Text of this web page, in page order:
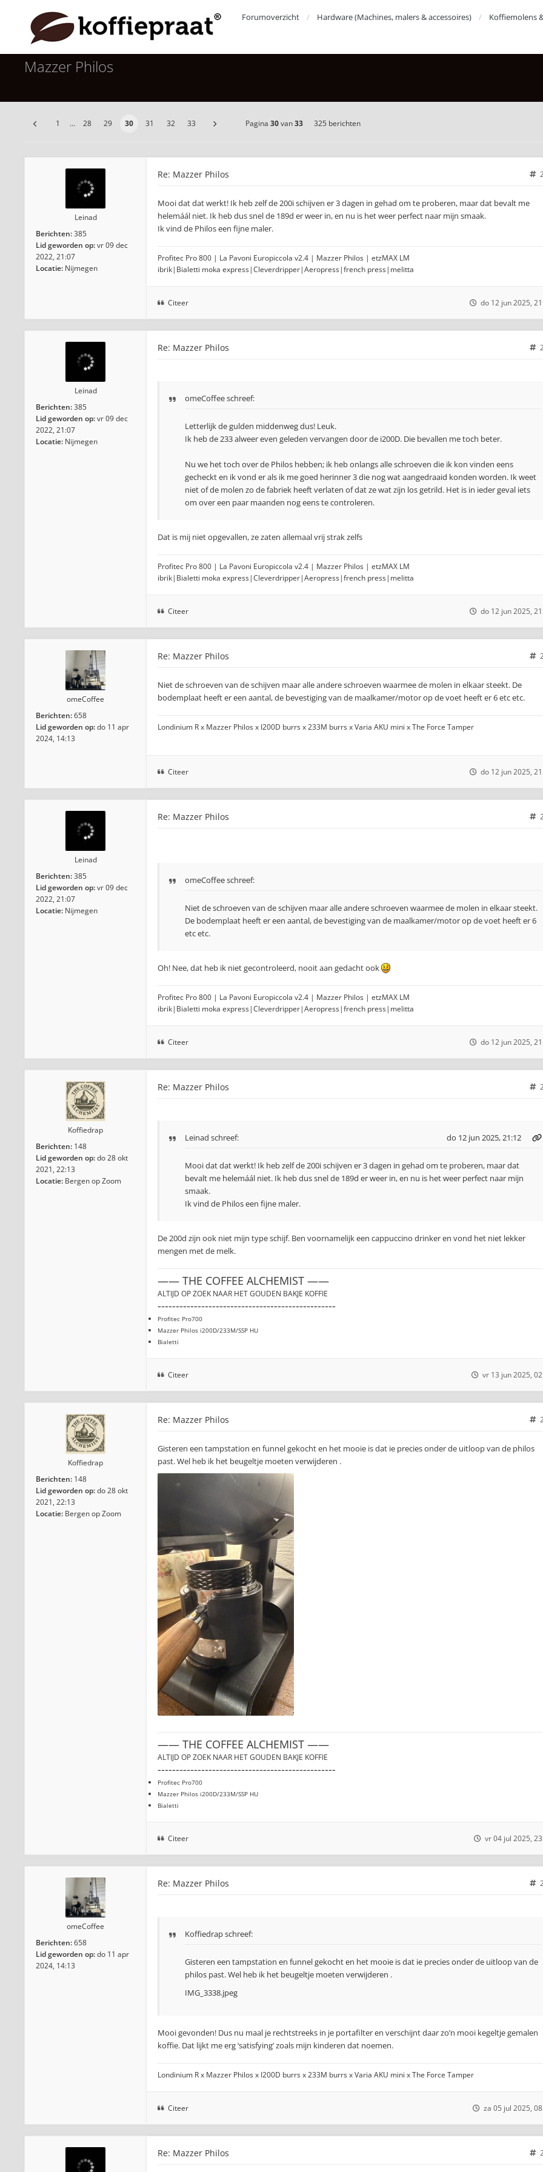
Forumoverzicht Hardware (Machines, malers & accessoires) Koffiemolens
Mazzer Philos
1 … 28 29 30 31 32 33 Pagina 30van33 325 berichten
Leinad
Berichten:385
Lid geworden op:vr 09 dec
2022, 21:07
Locatie: Nijmegen
Re: Mazzer Philos
Mooi dat dat werkt! Ik heb zelf de 200i schijven er 3 dagen in gehad om te proberen, maar dat bevalt me
helemáál niet. Ik heb dus snel de 189d er weer in, en nu is het weer perfect naar mijn smaak.
Ik vind de Philos een fijne maler.
Profitec Pro 800 | La Pavoni Europiccola v2.4 | Mazzer Philos | etzMAX LM
ibrik|Bialetti moka express|Cleverdripper|Aeropress|french press|melitta
Citeer do 12 jun 2025,
Leinad
Berichten:385
Lid geworden op:vr 09 dec
2022, 21:07
Locatie: Nijmegen
Re: Mazzer Philos
omeCoffee schreef:
Letterlijk de gulden middenweg dus! Leuk.
Ik heb de 233 alweer even geleden vervangen door de i200D. Die bevallen me toch beter.
Nu we het toch over de Philos hebben; ik heb onlangs alle schroeven die ik kon vinden eens
gecheckt en ik vond er als ik me goed herinner 3 die nog wat aangedraaid konden worden. Ik weet
niet of de molen zo de fabriek heeft verlaten of dat ze wat zijn los getrild. Het is in ieder geval iets
om over een paar maanden nog eens te controleren.
Dat is mij niet opgevallen, ze zaten allemaal vrij strak zelfs
Profitec Pro 800 | La Pavoni Europiccola v2.4 | Mazzer Philos | etzMAX LM
ibrik|Bialetti moka express|Cleverdripper|Aeropress|french press|melitta
Citeer do 12 jun 2025,
omeCoffee
Berichten:658
Lid geworden op:do 11 apr
2024, 14:13
Re: Mazzer Philos
Niet de schroeven van de schijven maar alle andere schroeven waarmee de molen in elkaar steekt. De
bodemplaat heeft er een aantal, de bevestiging van de maalkamer/motor op de voet heeft er 6 etc etc.
Londinium R x Mazzer Philos x I200D burrs x 233M burrs x Varia AKU mini x The Force Tamper
Citeer do 12 jun 2025,
Leinad
Berichten:385
Lid geworden op:vr 09 dec
2022, 21:07
Locatie: Nijmegen
Re: Mazzer Philos
omeCoffee schreef:
Niet de schroeven van de schijven maar alle andere schroeven waarmee de molen in elkaar steekt.
De bodemplaat heeft er een aantal, de bevestiging van de maalkamer/motor op de voet heeft er 6
etc etc.
Oh! Nee, dat heb ik niet gecontroleerd, nooit aan gedacht ook
Profitec Pro 800 | La Pavoni Europiccola v2.4 | Mazzer Philos | etzMAX LM
ibrik|Bialetti moka express|Cleverdripper|Aeropress|french press|melitta
Citeer do 12 jun 2025,
Koffiedrap
Berichten: 148
Lid geworden op:do 28 okt
2021, 22:13
Locatie: Bergen op Zoom
Re: Mazzer Philos
Leinad schreef: do 12 jun 2025, 21:12
Mooi dat dat werkt! Ik heb zelf de 200i schijven er 3 dagen in gehad om te proberen, maar dat
bevalt me helemáál niet. Ik heb dus snel de 189d er weer in, en nu is het weer perfect naar mijn
smaak.
Ik vind de Philos een fijne maler.
De 200d zijn ook niet mijn type schijf. Ben voornamelijk een cappuccino drinker en vond het niet lekker
mengen met de melk.
—— THE COFFEE ALCHEMIST ——
ALTIJD OP ZOEK NAAR HET GOUDEN BAKJE KOFFIE
-------------------------------------------------
Profitec Pro700
Mazzer Philos i200D/233M/SSP HU
Bialetti
Citeer vr 13 jun 2025,
Koffiedrap
Berichten: 148
Lid geworden op:do 28 okt
2021, 22:13
Locatie: Bergen op Zoom
Re: Mazzer Philos
Gisteren een tampstation en funnel gekocht en het mooie is dat ie precies onder de uitloop van de philos
past. Wel heb ik het beugeltje moeten verwijderen .
—— THE COFFEE ALCHEMIST ——
ALTIJD OP ZOEK NAAR HET GOUDEN BAKJE KOFFIE
-------------------------------------------------
Profitec Pro700
Mazzer Philos i200D/233M/SSP HU
Bialetti
Citeer vr 04 jul 2025,
omeCoffee
Berichten:658
Lid geworden op:do 11 apr
2024, 14:13
Re: Mazzer Philos
Koffiedrap schreef:
Gisteren een tampstation en funnel gekocht en het mooie is dat ie precies onder de uitloop van de
philos past. Wel heb ik het beugeltje moeten verwijderen .
IMG_3338.jpeg
Mooi gevonden! Dus nu maal je rechtstreeks in je portafilter en verschijnt daar zo’n mooi kegeltje gemalen
koffie. Dat lijkt me erg ‘satisfying’ zoals mijn kinderen dat noemen.
Londinium R x Mazzer Philos x I200D burrs x 233M burrs x Varia AKU mini x The Force Tamper
Citeer za 05 jul 2025,
Re: Mazzer Philos